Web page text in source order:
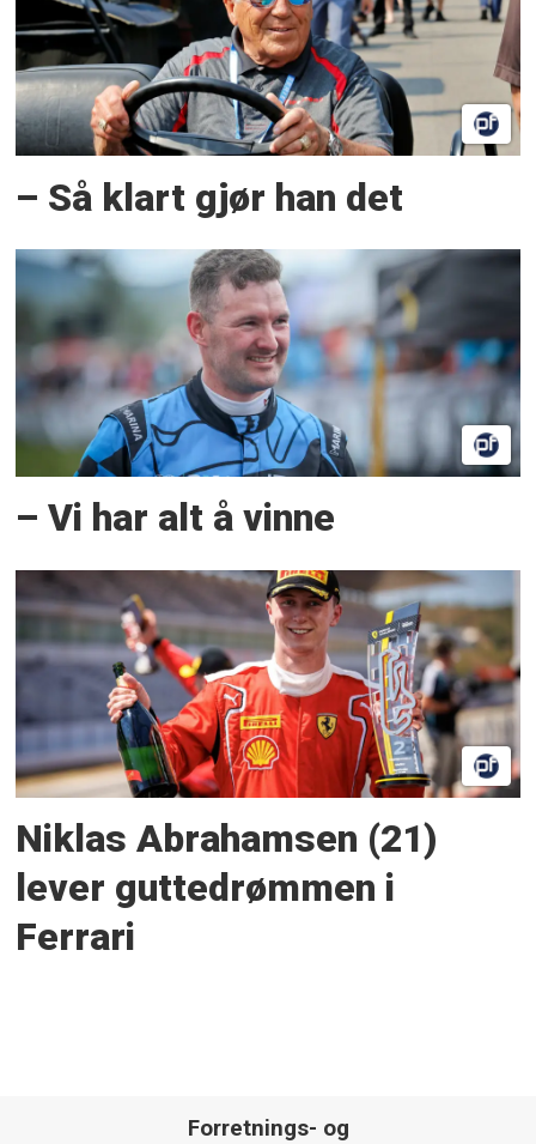
– Så klart gjør han det
– Vi har alt å vinne
Niklas Abrahamsen (21)
lever guttedrømmen i
Ferrari
Forretnings- og